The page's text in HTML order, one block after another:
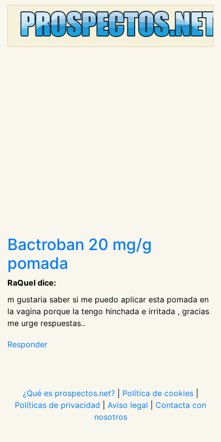
Bactroban 20 mg/g
pomada
RaQuel dice:
m gustaria saber si me puedo aplicar esta pomada en
la vagina porque la tengo hinchada e irritada , gracias
me urge respuestas..
Responder
¿Qué es prospectos.net? Política de cookies
Políticas de privacidad
Aviso legal
Contacta con
nosotros